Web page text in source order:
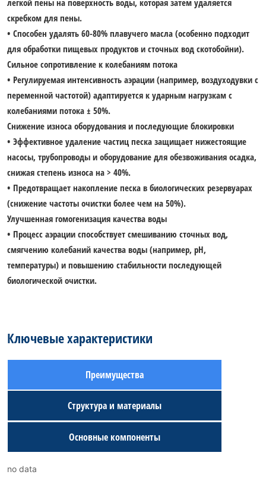
легкой пены на поверхность воды, которая затем удаляется
скребком для пены.
• Способен удалять 60-80% плавучего масла (особенно подходит
для обработки пищевых продуктов и сточных вод скотобойни).
Сильное сопротивление к колебаниям потока
• Регулируемая интенсивность аэрации (например, воздуходувки с
переменной частотой) адаптируется к ударным нагрузкам с
колебаниями потока ± 50%.
Снижение износа оборудования и последующие блокировки
• Эффективное удаление частиц песка защищает нижестоящие
насосы, трубопроводы и оборудование для обезвоживания осадка,
снижая степень износа на > 40%.
• Предотвращает накопление песка в биологических резервуарах
(снижение частоты очистки более чем на 50%).
Улучшенная гомогенизация качества воды
• Процесс аэрации способствует смешиванию сточных вод,
смягчению колебаний качества воды (например, pH,
температуры) и повышению стабильности последующей
биологической очистки.
Ключевые характеристики
Преимущества
Структура и материалы
Основные компоненты
no data